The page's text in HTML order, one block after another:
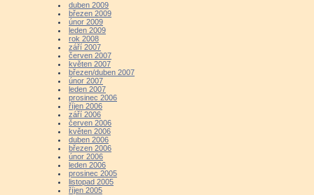
duben 2009
březen 2009
únor 2009
leden 2009
rok 2008
září 2007
červen 2007
květen 2007
březen/duben 2007
únor 2007
leden 2007
prosinec 2006
říjen 2006
září 2006
červen 2006
květen 2006
duben 2006
březen 2006
únor 2006
leden 2006
prosinec 2005
listopad 2005
říjen 2005